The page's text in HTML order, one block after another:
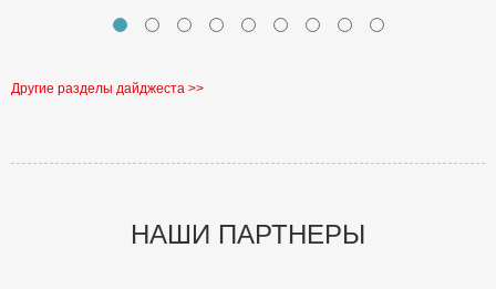
Другие разделы дайджеста >>
НАШИ ПАРТНЕРЫ